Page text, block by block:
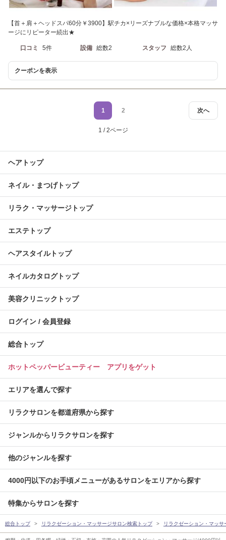
【首＋肩＋ヘッドスパ60分￥3900】駅チカ×リーズナブルな価格×本格マッサ
ージにリピーター続出★
口コミ 5件 設備 総数2 スタッフ 総数2人
クーポンを表示
次へ
1 2
1 / 2ページ
ヘアトップ
ネイル・まつげトップ
リラク・マッサージトップ
エステトップ
ヘアスタイルトップ
ネイルカタログトップ
美容クリニックトップ
ログイン / 会員登録
総合トップ
ホットペッパービューティー アプリをゲット
エリアを選んで探す
リラクサロンを都道府県から探す
ジャンルからリラクサロンを探す
他のジャンルを探す
4000円以下のお手頃メニューがあるサロンをエリアから探す
特集からサロンを探す
総合トップ リラクゼーション・マッサージサロン検索トップ リラクゼーション・マッ